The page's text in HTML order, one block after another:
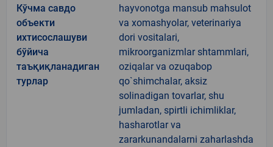
Кўчма савдо
объекти
ихтисослашуви
бўйича
таъқиқланадиган
турлар
hayvonotga mansub mahsulot
va xomashyolar, veterinariya
dori vositalari,
mikroorganizmlar shtammlari,
oziqalar va ozuqabop
qo`shimchalar, aksiz
solinadigan tovarlar, shu
jumladan, spirtli ichimliklar,
hasharotlar va
zararkunandalarni zaharlashda